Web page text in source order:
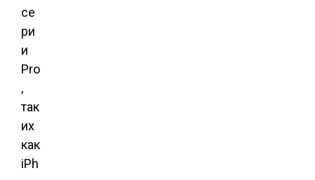
се
ри
и
Pro
,
так
их
как
iPh